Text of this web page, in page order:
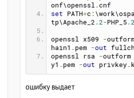
onf\openssl . cnf
set PATH=c :
tp\Apache_2 . 2-PHP_5 . 2
openssl x509 -
hain1 . pem -out
openssl rsa -outform
y1 . pem -out privkey .
ошибку выдает